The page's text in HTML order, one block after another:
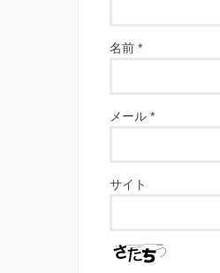
名前 *
メール *
サイト